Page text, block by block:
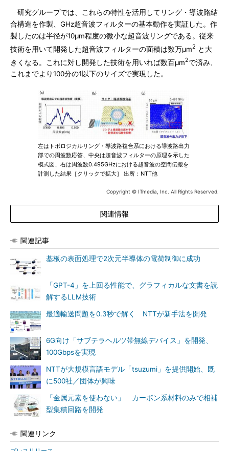
研究グループでは、これらの特性を活用してリング・導波路結
合構造を作製、GHz超音波フィルターの基本動作を実証した。作
製したのは半径が10μm程度の微小な超音波リングである。従来
技術を用いて開発した超音波フィルターの面積は数万μm2 と大
きくなる。これに対し開発した技術を用いれば数百μm2で済み、
これまでより100分の1以下のサイズで実現した。
左はトポロジカルリング・導波路複合系における導波路出力
部での周波数応答、中央は超音波フィルターの原理を示した
模式図、右は周波数0.495GHzにおける超音波の空間伝搬を
計測した結果［クリックで拡大］ 出所：NTT他
Copyright © ITmedia, Inc. All Rights Reserved.
関連情報
関連記事
基板の表面処理で2次元半導体の電荷制御に成功
「GPT-4」を上回る性能で、グラフィカルな文書を読
解するLLM技術
最適輸送問題を0.3秒で解く NTTが新手法を開発
6G向け「サブテラヘルツ帯無線デバイス」を開発、
100Gbpsを実現
NTTが大規模言語モデル「tsuzumi」を提供開始、既
に500社／団体が興味
「金属元素を使わない」 カーボン系材料のみで相補
型集積回路を開発
関連リンク